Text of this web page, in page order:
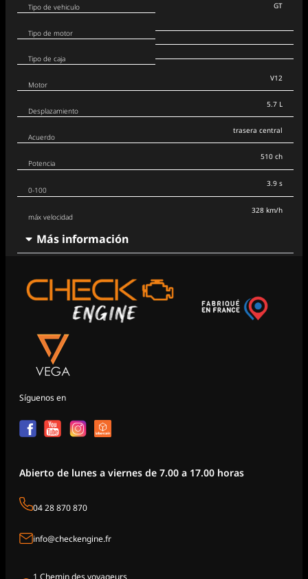
Tipo de vehiculo
Tipo de motor
Tipo de caja
GT
Motor
Desplazamiento
Acuerdo
V12
5.7 L
trasera central
Potencia
0-100
máx velocidad
510 ch
3.9 s
328 km/h
Más información
Síguenos en
Abierto de lunes a viernes de 7.00 a 17.00 horas
04 28 870 870
info@checkengine.fr
1 Chemin des voyageurs